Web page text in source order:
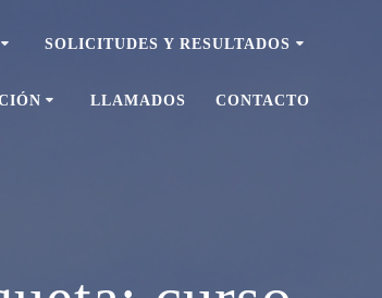
SOLICITUDES Y RESULTADOS
LLAMADOS CONTACTO